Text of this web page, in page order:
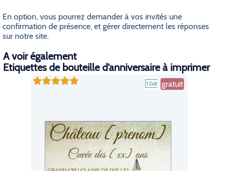
En option, vous pourrez demander à vos invités une
confirmation de présence, et gérer directement les réponses
sur notre site.
A voir également
Etiquettes de bouteille d’anniversaire à imprimer
gratuit